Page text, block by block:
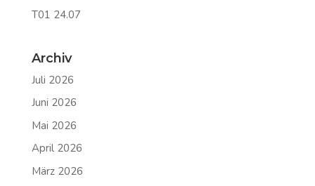
T01 24.07
Archiv
Juli 2026
Juni 2026
Mai 2026
April 2026
März 2026